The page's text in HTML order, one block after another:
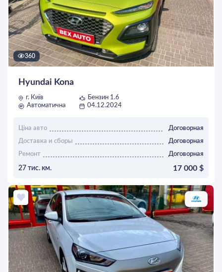
360
Hyundai Kona
г. Київ
Бензин 1.6
Автоматична
04.12.2024
Ціна авто
Договорная
Доставка и сборы
Договорная
Ремонт
Договорная
27 тис. км. 17 000 $
ОСТАВИТЬ ЗАЯВКУ